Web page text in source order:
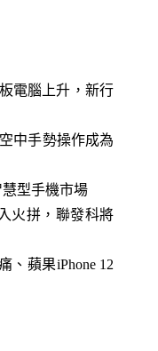
電腦上升，新行
中手勢操作成為
慧型手機市場​
火拼，聯發科將
、蘋果iPhone 12